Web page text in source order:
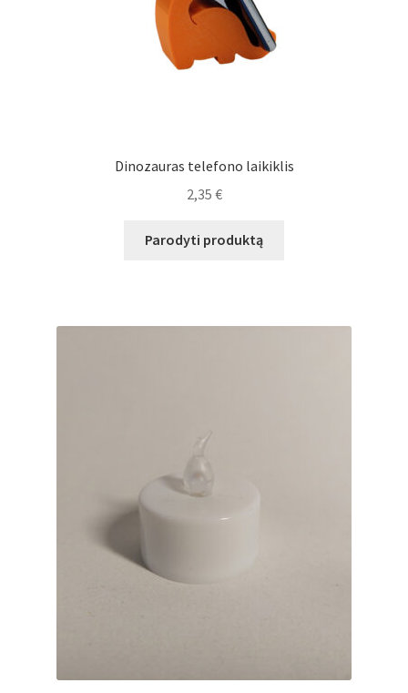
Dinozauras telefono laikiklis
2,35 €
Parodyti produktą